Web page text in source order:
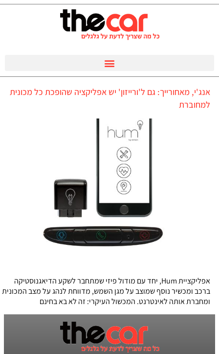
אנג'י, מאחורייך: גם ל'ורייזון' יש אפליקציה שהופכת כל מכונית
למחוברת
אפליקציית Hum, יחד עם מודול פיזי שמתחבר לשקע הדיאגנוסטיקה
ברכב ומכשיר נוסף שמוצב על מגן השמש, מדווחת לנהג על מצב המכונית
ומחברת אותה לאינטרנט. המכשול העיקרי: זה לא בא בחינם